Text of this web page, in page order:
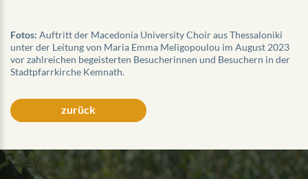
Fotos: Auftritt der Macedonia University Choir aus Thessaloniki
unter der Leitung von Maria Emma Meligopoulou im August 2023
vor zahlreichen begeisterten Besucherinnen und Besuchern in der
Stadtpfarrkirche Kemnath.
zurück